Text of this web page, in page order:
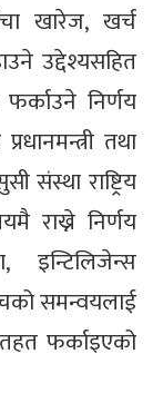
खारेज, खर्च
उद्देश्यसहित
निर्णय
तथा
संस्था राष्ट्रिय
राख्ने निर्णय
इन्टिलिजेन्स
समन्वयलाई
फर्काइएको